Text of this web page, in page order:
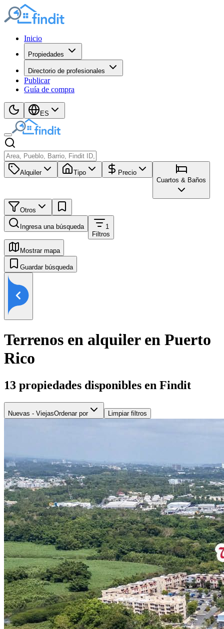
Inicio
Propiedades
Directorio de profesionales
Publicar
Guía de compra
ES
Alquiler Tipo
Precio
Cuartos & Baños
Otros
Ingresa una búsqueda
1
Filtros
Mostrar mapa
Guardar búsqueda
Terrenos en alquiler en Puerto
Rico
13 propiedades disponibles en Findit
Nuevas - ViejasOrdenar por Limpiar filtros